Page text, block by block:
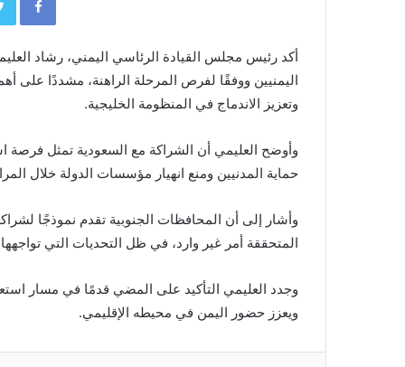
أكد رئيس مجلس القيادة الرئاسي اليمني، رشاد
اليمنيين ووفقًا لفرص المرحلة الراهنة، مشددًا
وتعزيز الاندماج في المنظومة الخليجية.
وأوضح العليمي أن الشراكة مع السعودية تمثل فرصة
حماية المدنيين ومنع انهيار مؤسسات الدولة خلال
وأشار إلى أن المحافظات الجنوبية تقدم نموذجًا
المتحققة أمر غير وارد، في ظل التحديات التي
وجدد العليمي التأكيد على المضي قدمًا في مسار
ويعزز حضور اليمن في محيطه الإقليمي.